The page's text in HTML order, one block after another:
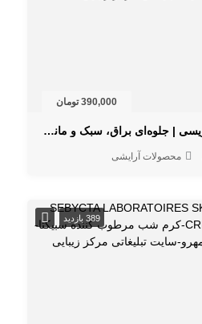
390,000 تومان
تینت لب گلدن رز مدل جویسی | جلوه‌ای براق، سبک و ماندگار برای آرایش روزانه
محصولات آرایشی
389 بازدید